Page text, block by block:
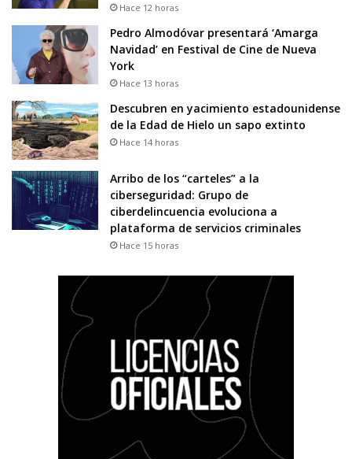
Hace 12 horas
Pedro Almodóvar presentará ‘Amarga
Navidad’ en Festival de Cine de Nueva
York
Hace 13 horas
Descubren en yacimiento estadounidense
de la Edad de Hielo un sapo extinto
Hace 14 horas
Arribo de los “carteles” a la
ciberseguridad: Grupo de
ciberdelincuencia evoluciona a
plataforma de servicios criminales
Hace 15 horas